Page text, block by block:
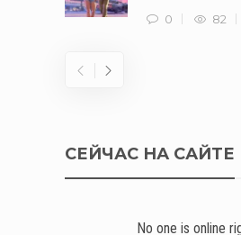
0
82
СЕЙЧАС НА САЙТЕ
No one is online